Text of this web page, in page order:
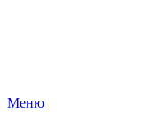
Меню